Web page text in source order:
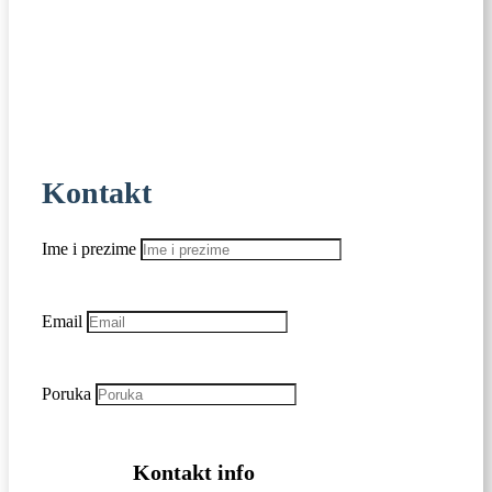
Kontakt
Ime i prezime
Email
Poruka
Kontakt info